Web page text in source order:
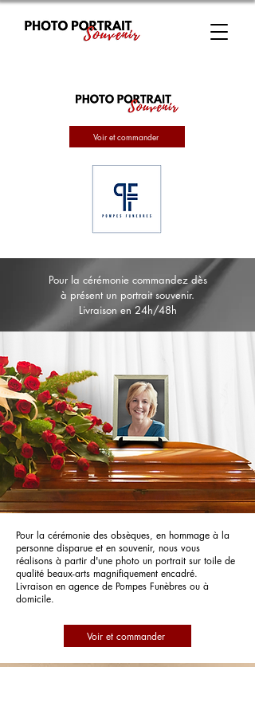
Voir et commander
Pour la cérémonie commandez dès
à présent un portrait souvenir.
Livraison en 24h/48h
Pour la cérémonie des obsèques, en hommage à la
personne disparue et en souvenir, nous vous
réalisons à partir d'une photo un portrait sur toile de
qualité beaux-arts magnifiquement encadré.
Livraison en agence de Pompes Funèbres ou à
domicile.
Voir et commander